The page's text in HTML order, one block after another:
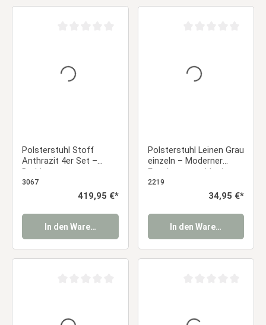
Polsterstuhl Stoff
Anthrazit 4er Set –
Drehbare
Esszimmerstühle mit
Metallgestell Essstuhl
3067
Regulärer Preis:
419,95 €*
In den Warenkorb
Polsterstuhl Leinen Grau
einzeln – Moderner
Esszimmerstuhl mit
abgerundeter Lehne &
Holzoptik-Beinen
2219
Regulärer Preis:
34,95 €*
In den Warenkorb